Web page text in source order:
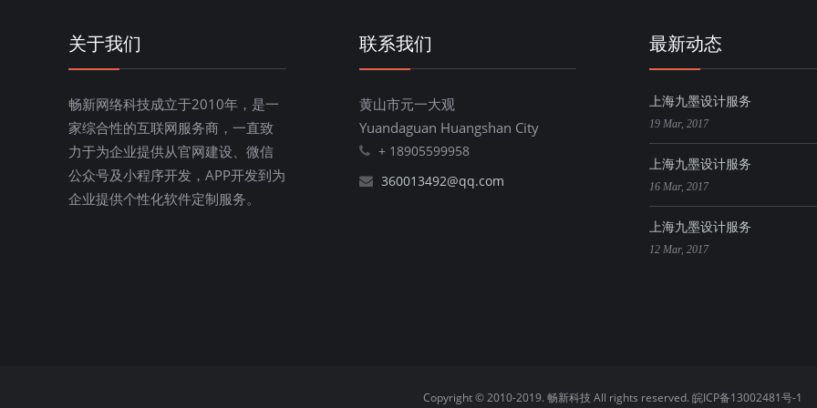
关于我们
畅新网络科技成立于2010年，是一
家综合性的互联网服务商，一直致
力于为企业提供从官网建设、微信
公众号及小程序开发，APP开发到为
企业提供个性化软件定制服务。
联系我们
黄山市元一大观
Yuandaguan Huangshan City
+ 18905599958
360013492@qq.com
最新动态
上海九墨设计服务
19 Mar, 2017
上海九墨设计服务
16 Mar, 2017
上海九墨设计服务
12 Mar, 2017
Copyright © 2010-2019. 畅新科技 All rights reserved. 皖ICP备13002481号-1